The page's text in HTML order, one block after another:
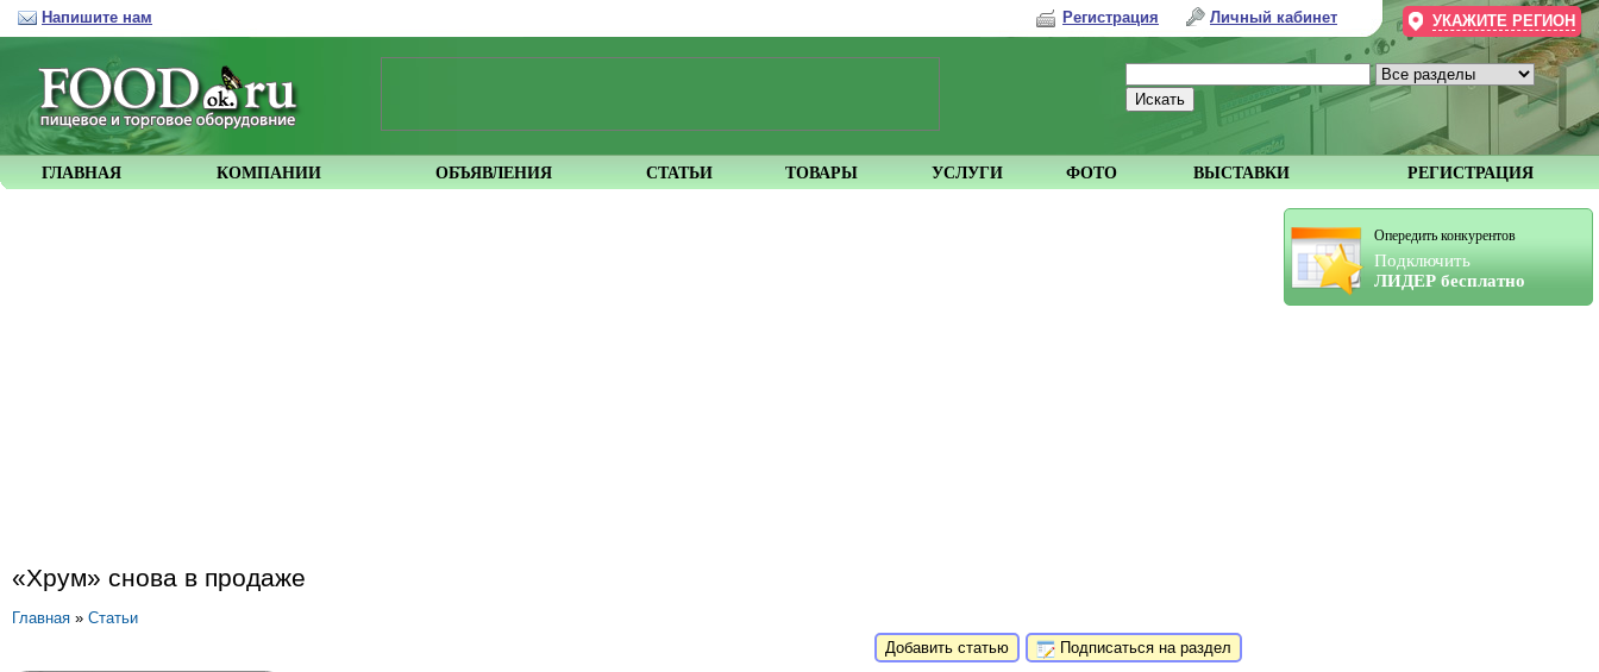
Опередить конкурентов
Подключить
ЛИДЕР бесплатно
«Хрум» снова в продаже
Главная » Статьи
Добавить статью
Подписаться на раздел
ГЛАВНАЯ КОМПАНИИ ОБЪЯВЛЕНИЯ СТАТЬИ ТОВАРЫ УСЛУГИ ФОТО ВЫСТАВКИ РЕГИСТРАЦИЯ
Напишите нам Личный кабинет
Регистрация УКАЖИТЕ РЕГИОН